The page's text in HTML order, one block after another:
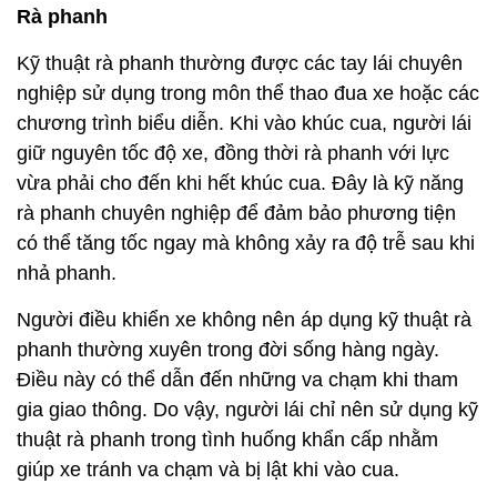
Rà phanh
Kỹ thuật rà phanh thường được các tay lái chuyên
nghiệp sử dụng trong môn thể thao đua xe hoặc các
chương trình biểu diễn. Khi vào khúc cua, người lái
giữ nguyên tốc độ xe, đồng thời rà phanh với lực
vừa phải cho đến khi hết khúc cua. Đây là kỹ năng
rà phanh chuyên nghiệp để đảm bảo phương tiện
có thể tăng tốc ngay mà không xảy ra độ trễ sau khi
nhả phanh.
Người điều khiển xe không nên áp dụng kỹ thuật rà
phanh thường xuyên trong đời sống hàng ngày.
Điều này có thể dẫn đến những va chạm khi tham
gia giao thông. Do vậy, người lái chỉ nên sử dụng kỹ
thuật rà phanh trong tình huống khẩn cấp nhằm
giúp xe tránh va chạm và bị lật khi vào cua.